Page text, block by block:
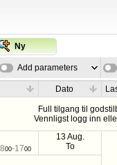
Ny
Add parameters
Dato
Full tilgang til
Vennligst logg inn
00-1700
13 Aug.
To